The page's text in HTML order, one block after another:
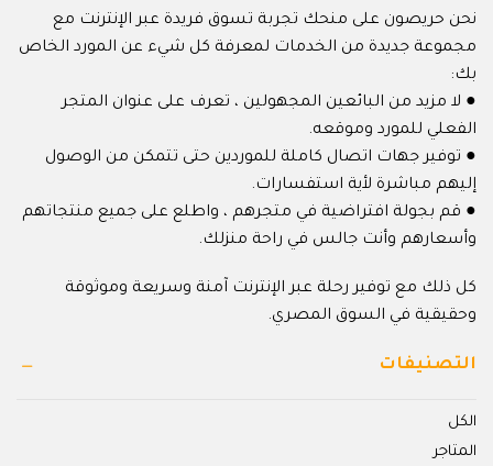
نحن حريصون على منحك تجربة تسوق فريدة عبر الإنترنت مع
مجموعة جديدة من الخدمات لمعرفة كل شيء عن المورد الخاص
بك:
● لا مزيد من البائعين المجهولين ، تعرف على عنوان المتجر
الفعلي للمورد وموقعه.
● توفير جهات اتصال كاملة للموردين حتى تتمكن من الوصول
إليهم مباشرة لأية استفسارات.
● قم بجولة افتراضية في متجرهم ، واطلع على جميع منتجاتهم
وأسعارهم وأنت جالس في راحة منزلك.
كل ذلك مع توفير رحلة عبر الإنترنت آمنة وسريعة وموثوقة
وحقيقية في السوق المصري.
التصنيفات
الكل
المتاجر